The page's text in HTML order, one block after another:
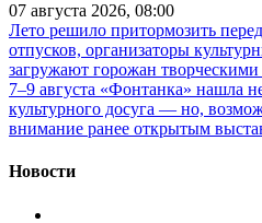
07 августа 2026, 08:00
Лето решило притормозить
отпусков, организаторы
загружают горожан
7–9 августа «Фонтанка» нашла
культурного досуга — но,
внимание ранее открытым
Новости